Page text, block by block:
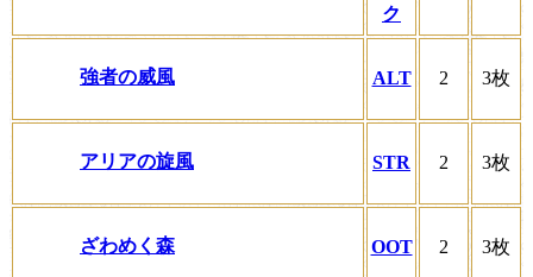
ク
強者の威風 ALT 2 3枚
アリアの旋風 STR 2 3枚
ざわめく森 OOT 2 3枚